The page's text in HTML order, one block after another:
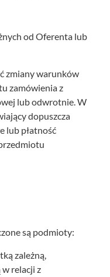
od Oferenta lub
zmiany warunków
zamówienia z
lub odwrotnie. W
dopuszcza
lub płatność
są podmioty:
zależną,
relacji z